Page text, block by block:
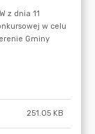
251.05 KB